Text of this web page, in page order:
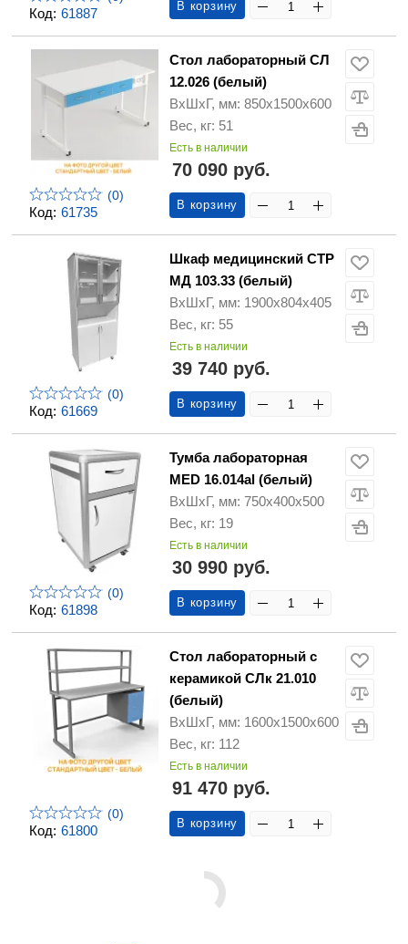
Код: 61887 В корзину
Код: 61735
(0)
Стол лабораторный СЛ
12.026 (белый)
ВхШхГ, мм: 850х1500х600
Вес, кг: 51
Есть в наличии
70 090 руб.
В корзину
Код: 61669
(0)
Шкаф медицинский СТР
МД 103.33 (белый)
ВхШхГ, мм: 1900х804х405
Вес, кг: 55
Есть в наличии
39 740 руб.
В корзину
Код: 61898
(0)
Тумба лабораторная
MED 16.014al (белый)
ВхШхГ, мм: 750х400х500
Вес, кг: 19
Есть в наличии
30 990 руб.
В корзину
Код: 61800
(0)
Стол лабораторный с
керамикой СЛк 21.010
(белый)
ВхШхГ, мм: 1600х1500х600
Вес, кг: 112
Есть в наличии
91 470 руб.
В корзину